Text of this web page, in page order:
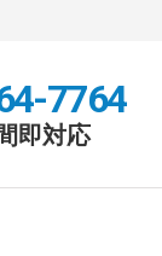
7764
即対応